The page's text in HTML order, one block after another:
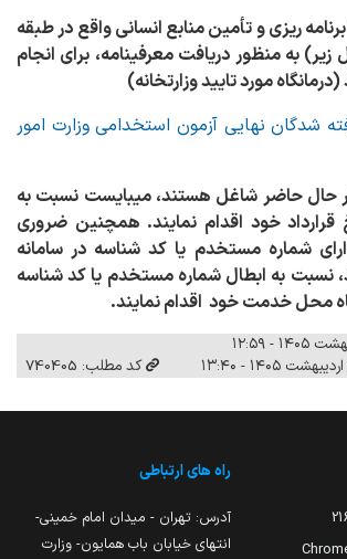
برنامه ­ریزی و تأمین منابع انسانی واقع در طبقه
به منظور دریافت معرفی­نامه، برای انجام
مورد تایید وزارتخانه)
در حال حاضر شاغل هستند، می­بایست نسبت به
خود اقدام نمایند. همچنین ضروری
شماره مستخدم یا کد شناسه در سامانه
نسبت به ابطال شماره مستخدم یا کد شناسه
محل خدمت خود اقدام نمایند.
کد مطلب: 740405
راه های ارتباطی
آدرس: تهران - میدان امام خمینی-
انتهای خیابان باب همایون- وزارت